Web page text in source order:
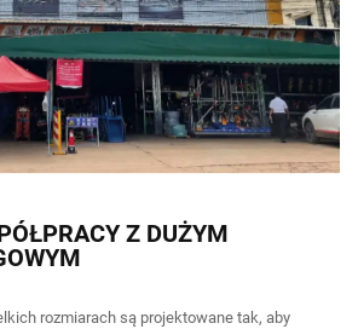
Z DUŻYM
rozmiarach są projektowane tak, aby